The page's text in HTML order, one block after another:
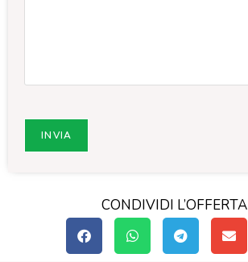
CONDIVIDI L’OFFERTA